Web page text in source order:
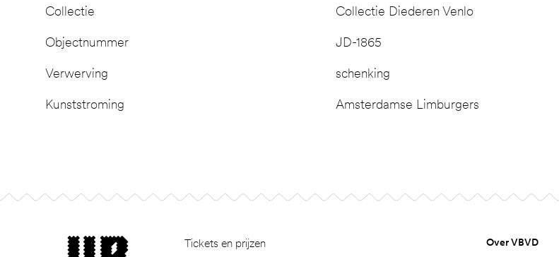
Collectie Collectie Diederen Venlo
Objectnummer JD-1865
Verwerving schenking
Kunststroming Amsterdamse Limburgers
Tickets en prijzen
museum van Bommel van Dam Over VBVD